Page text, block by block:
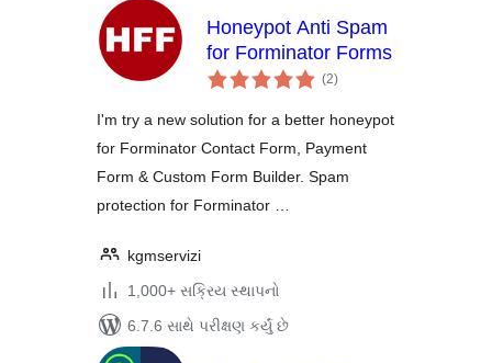
Honeypot Anti Spam
for Forminator Forms
(2કુલ
રેટિંગ્સ
)
I'm try a new solution for a better honeypot
for Forminator Contact Form, Payment
Form & Custom Form Builder. Spam
protection for Forminator …
kgmservizi
1,000+ સક્રિય સ્થાપનો
6.7.6 સાથે પરીક્ષણ કર્યું છે